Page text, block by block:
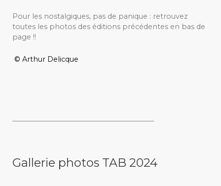
Pour les nostalgiques, pas de panique : retrouvez
toutes les photos des éditions précédentes en bas de
page !!
© Arthur Delicque
Gallerie photos TAB 2024